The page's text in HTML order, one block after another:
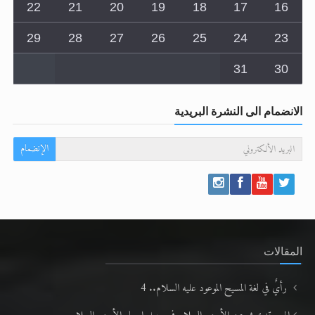
9
10
11
12
13
14
15
16
17
18
19
20
21
22
23
24
الانضمام الى النشرة البريدية
المقالات